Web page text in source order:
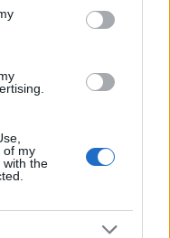
of my
with the
από την
οι
της
είχε σπεύσει να
κτίριό της, σε
του Πεδίου